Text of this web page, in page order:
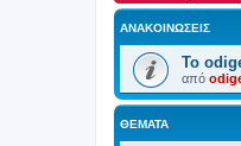
ΑΝΑΚΟΙΝΏΣΕΙΣ
Το
από
ΘΈΜΑΤΑ